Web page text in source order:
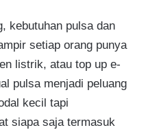
kebutuhan pulsa dan
setiap orang punya
listrik, atau top up e-
pulsa menjadi peluang
kecil tapi
siapa saja termasuk